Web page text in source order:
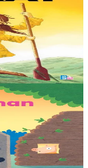
hep netra vev
plastik, o klask bevañ
gant o zud. Un
e di ! Ur rummad